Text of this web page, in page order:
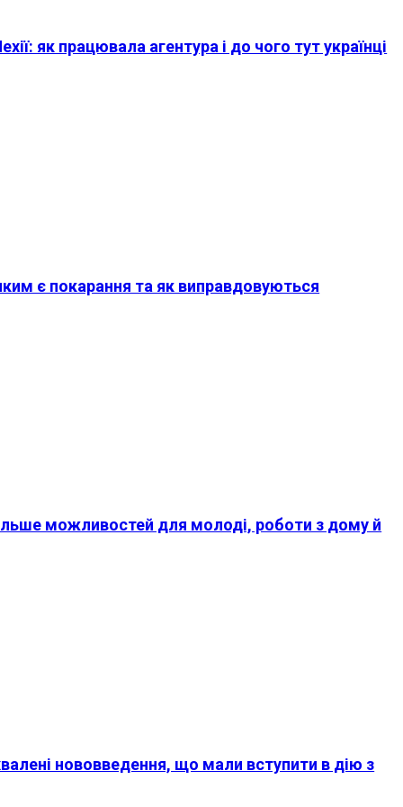
як працювала агентура і до чого тут українці
є покарання та як виправдовуються
можливостей для молоді, роботи з дому й
нововведення, що мали вступити в дію з